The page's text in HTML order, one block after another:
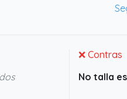
típica faja rígida que acaba
❌ Contras
No talla